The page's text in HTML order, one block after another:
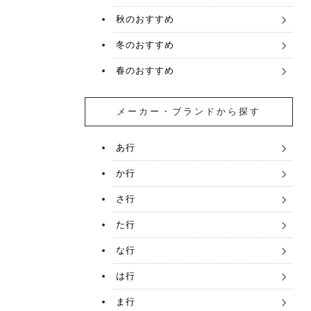
秋のおすすめ
冬のおすすめ
春のおすすめ
メーカー・ブランドから探す
あ行
か行
さ行
た行
な行
は行
ま行